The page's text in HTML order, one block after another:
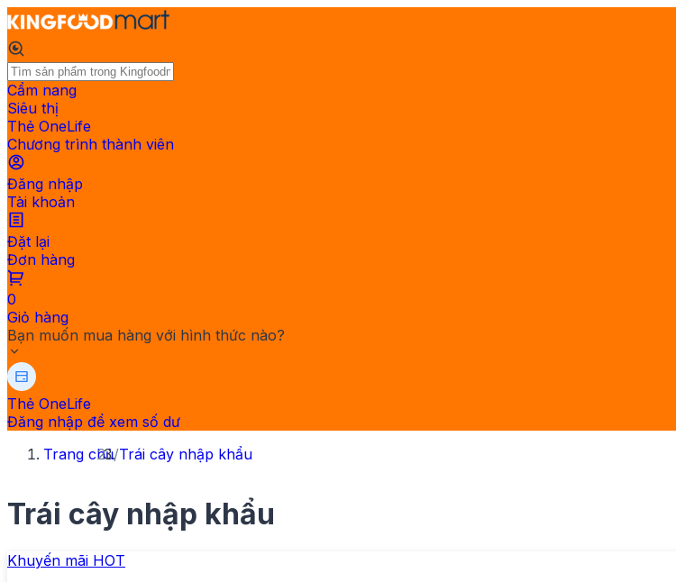
Cẩm nang
Siêu thị
Thẻ OneLife
Chương trình thành viên
Đăng nhập
Tài khoản
Đặt lại
Đơn hàng
0
Giỏ hàng
Bạn muốn mua hàng với hình thức nào?
Thẻ OneLife
Đăng nhập để xem số dư
Trang chủ/Trái cây nhập khẩu
Trái cây nhập khẩu
Khuyến mãi HOT